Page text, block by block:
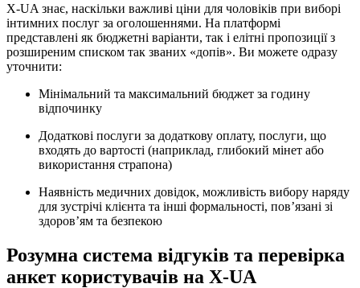
X-UA знає, наскільки важливі ціни для чоловіків при виборі
інтимних послуг за оголошеннями. На платформі
представлені як бюджетні варіанти, так і елітні пропозиції з
розширеним списком так званих «допів». Ви можете одразу
уточнити:
Мінімальний та максимальний бюджет за годину
відпочинку
Додаткові послуги за додаткову оплату, послуги, що
входять до вартості (наприклад, глибокий мінет або
використання страпона)
Наявність медичних довідок, можливість вибору наряду
для зустрічі клієнта та інші формальності, пов’язані зі
здоров’ям та безпекою
Розумна система відгуків та перевірка
анкет користувачів на X-UA